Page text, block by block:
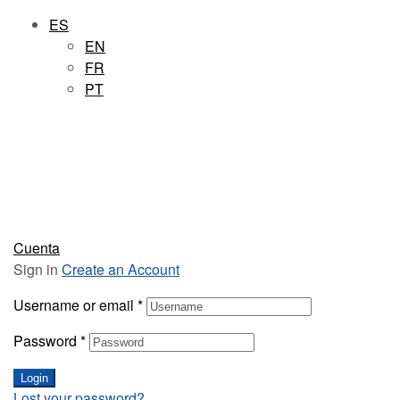
ES
EN
FR
PT
Cuenta
Sign in Create an Account
Username or email *
Password *
Login